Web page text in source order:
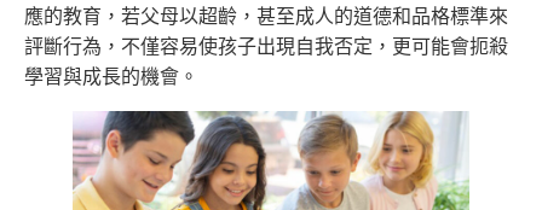
應的教育，若父母以超齡，甚至成人的道德和品格標準來
評斷行為，不僅容易使孩子出現自我否定，更可能會扼殺
學習與成長的機會。